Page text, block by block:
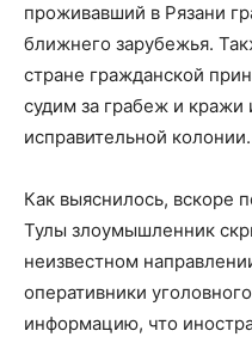
проживавший в Рязани
ближнего зарубежья.
стране гражданской
судим за грабеж и кражи
исправительной колонии.
Как выяснилось, вскоре
Тулы злоумышленник
неизвестном
оперативники
информацию, что